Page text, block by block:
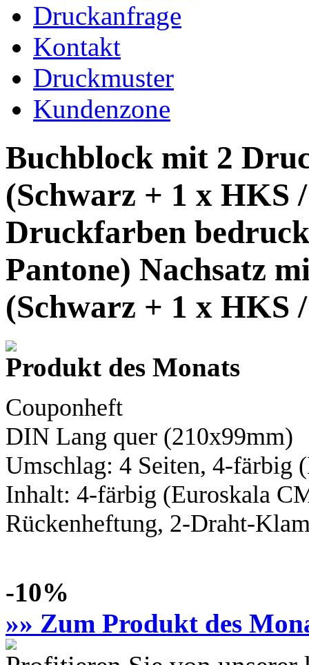
Druckanfrage
Kontakt
Druckmuster
Kundenzone
Buchblock mit 2
(Schwarz + 1 x HKS
Druckfarben
Pantone) Nachsatz
(Schwarz + 1 x HKS
Produkt des Monats
Couponheft
DIN Lang quer (210x99mm)
Umschlag: 4 Seiten, 4-färbig
Inhalt: 4-färbig (Euroskala
Rückenheftung, 2-Draht-
-10%
»» Zum Produkt des